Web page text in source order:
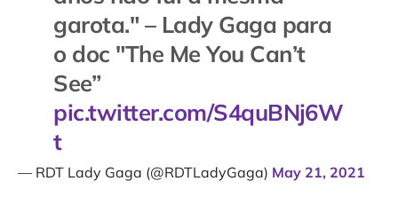
garota." – Lady Gaga para
o doc "The Me You Can’t
See”
pic.twitter.com/S4quBNj6W
t
— RDT Lady Gaga (@RDTLadyGaga) May 21, 2021